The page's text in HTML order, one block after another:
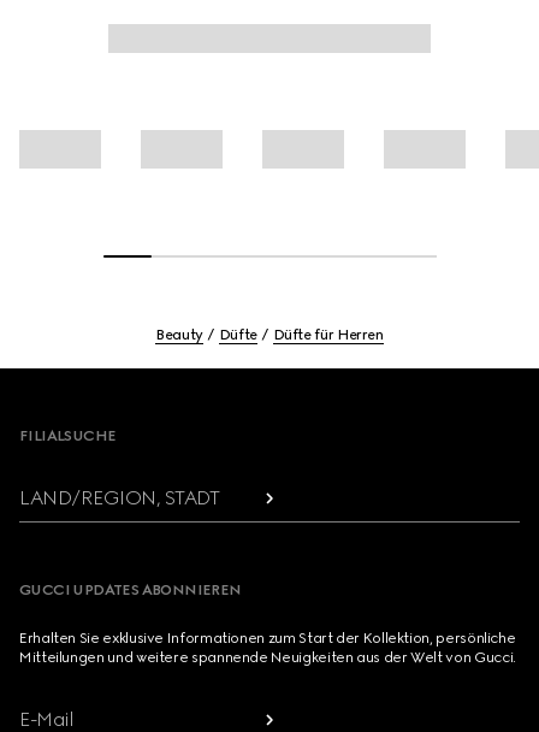
Beauty Düfte Düfte für Herren
FILIALSUCHE
LAND/REGION, STADT
GUCCI UPDATES ABONNIEREN
Erhalten Sie exklusive Informationen zum Start der Kollektion, persönliche
Mitteilungen und weitere spannende Neuigkeiten aus der Welt von Gucci.
E-Mail